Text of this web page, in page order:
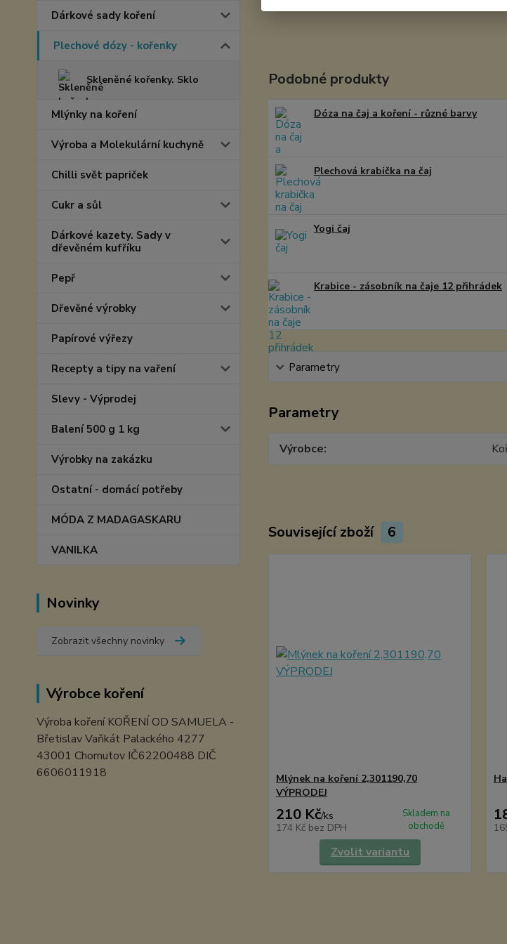
Dárkové sady koření
Plechové dózy - kořenky
Skleněné kořenky. Sklo
Mlýnky na koření
Výroba a Molekulární kuchyně
Chilli svět papriček
Cukr a sůl
Dárkové kazety. Sady v
dřevěném kufříku
Pepř
Dřevěné výrobky
Papírové výřezy
Recepty a tipy na vaření
Slevy - Výprodej
Balení 500 g 1 kg
Výrobky na zakázku
Ostatní - domácí potřeby
MÓDA Z MADAGASKARU
VANILKA
Novinky
Zobrazit všechny novinky
Výrobce koření
Výroba koření KOŘENÍ OD SAMUELA -
Břetislav Vaňkát Palackého 4277
43001 Chomutov IČ62200488 DIČ
6606011918
Podobné produkty
Dóza na čaj a koření - různé barvy
Plechová krabička na čaj
Yogi čaj
Krabice - zásobník na čaje 12 přihrádek
Parametry
Parametry
Výrobce
Související zboží 6
Mlýnek na koření 2,301190,70
VÝPRODEJ
210 Kč/ks
174 Kč bez DPH
Skladem na
obchodě
Zvolit variantu